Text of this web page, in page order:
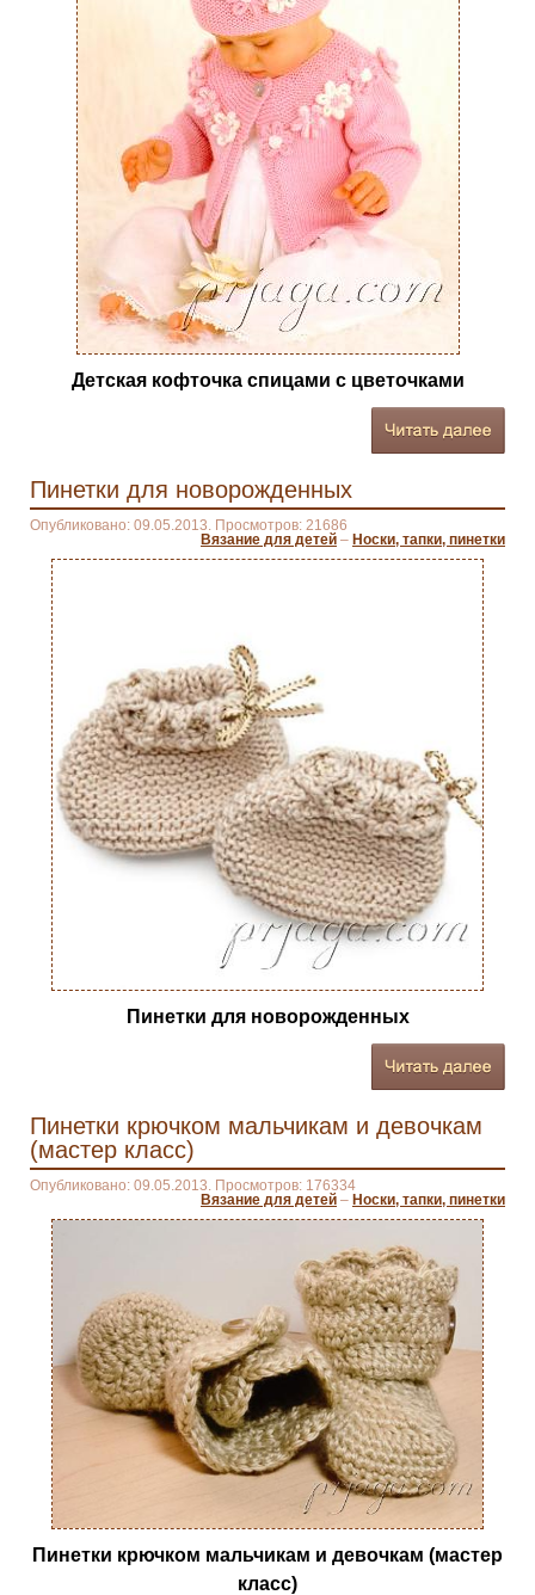
Детская кофточка спицами с цветочками
Пинетки для новорожденных
Опубликовано: 09.05.2013. Просмотров: 21686
Вязание для детей – Носки, тапки, пинетки
Пинетки для новорожденных
Пинетки крючком мальчикам и девочкам
(мастер класс)
Опубликовано: 09.05.2013. Просмотров: 176334
Вязание для детей – Носки, тапки, пинетки
Пинетки крючком мальчикам и девочкам (мастер
класс)